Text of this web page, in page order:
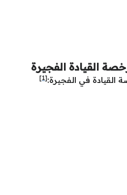
القيادة الفجيرة
القيادة في الفجيرة:[1]